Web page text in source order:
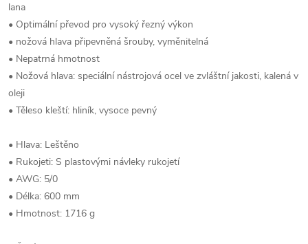
lana
• Optimální převod pro vysoký řezný výkon
• nožová hlava připevněná šrouby, vyměnitelná
• Nepatrná hmotnost
• Nožová hlava: speciální nástrojová ocel ve zvláštní jakosti, kalená v
oleji
• Těleso kleští: hliník, vysoce pevný
• Hlava: Leštěno
• Rukojeti: S plastovými návleky rukojetí
• AWG: 5/0
• Délka: 600 mm
• Hmotnost: 1716 g